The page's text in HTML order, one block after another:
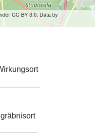
CC BY 3.0. Data by